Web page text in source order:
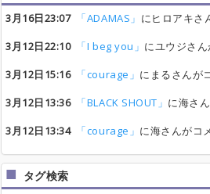
3月16日23:07 「ADAMAS」 にヒロアキさ
3月12日22:10
「I beg you」 にユウジさん
3月12日15:16
「courage」 にまるさんが
3月12日13:36
「BLACK SHOUT」 に海さ
3月12日13:34
「courage」 に海さんがコ
タグ検索